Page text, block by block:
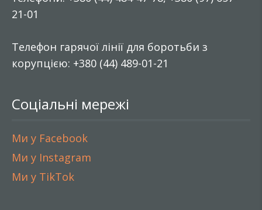
21-01
Телефон гарячої лінії для боротьби з
корупцією: +380 (44) 489-01-21
Соціальні мережі
Ми у Facebook
Ми у Instagram
Ми у TikTok